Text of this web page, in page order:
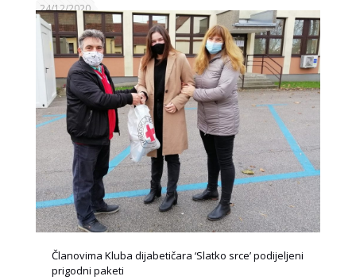
24/12/2020
Članovima Kluba dijabetičara ‘Slatko srce’ podijeljeni
prigodni paketi